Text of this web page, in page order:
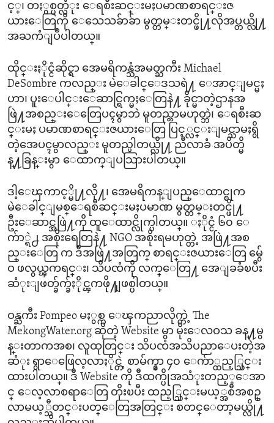
င့္၊ တႏွစ္ပတ္လံုး ေရစီးဆင္းမႈပမာဏစာရင္းဇ
ယားေတြကို ေသေသခ်ာခ်ာ မွတ္တမ္းတင္ဖို႔လိုအပ္တယ္လို႔
အႀကံျပဳပါတယ္။
ထိုင္းႏိုင္ငံဆိုင္ရာ အေမရိကန္သံအမတ္ႀကီး Michael
DeSombre ကလည္း မဲေခါင္ေဒသရဲ႔ ေအာင္ျမင္မႈ
ဟာ၊ ပူးေပါင္းေဆာင္ရြက္မႈေတြနဲ႔ ခိုင္မာတဲ့ဌာနအ
ဖြဲ႔အစည္းေတြေပၚမွာဘဲ မူတည္တာမဟုတ္ဘဲ၊ ေရစီးဆ
င္းမႈ ပမာဏစာရင္းဇယားေတြ ပြင့္လင္းျမင္သာမႈရွိ
တဲ့အေပၚမွာလည္း မူတည္ပါတယ္လို႔ ညီလာခံ အပိတ္မိ
န္႔ခြန္းမွာ ေထာက္ျပသြားပါတယ္။
ဒါ့ေၾကာင့္မို႔လို႔၊ အေမရိကန္ျပည္ေထာင္စုက
မဲေခါင္ျမစ္ေရစီဆင္းမႈပမာဏ မွတ္တမ္းတင္ဖို႔
ဦးေဆာင္အဖြဲ႔ကို ထူေထာင္လိုက္ပါတယ္။ ႏိုင္ငံ ၆၀ ေ
က်ာ္ရဲ႕ အစိုးရေတြနဲ႔ NGO အစိုးရမဟုတ္တဲ့ အဖြဲ႔အစ
ည္းေတြ က ဒီအဖြဲ႔အတြက္ စာရင္းဇယားေတြ မွ်ေ
ဝ ဖလွယ္ၾကရင္း၊ သိပၸံကို လက္ေတြ႔ အေျခခံၿပီး
ဆံုးျဖတ္ခ်က္ခ်ႏိုင္ၾကဖို႔ျဖစ္ပါတယ္။
ဝန္ႀကီး Pompeo မႏွစ္က ေၾကညာလိုက္တဲ့ The
MekongWater.org ဆိုတဲ့ Website မွာ မိုးေလဝသ ခန္႔မွ
န္းတာကအစ၊ လူထုတြင္း သိပၸံအသိပညာေပးတဲ့အ
ဆံုး ရွာေဖြေလ့လာႏိုင္တဲ့ စာမ်က္နွာ ၄၀ ေက်ာ္ထည့္သြင္း
ထားပါတယ္။ ဒီ Website ကို ဒီထက္ပိုအသံုးတည့္ေအာ
င္ ေလ့လာစရာေတြ တိုးၿပီး ထည့္သြင္းမယ့္အစီအစဥ္
လာမယ့္သီတင္းပတ္ေတြအတြင္း စတင္ေတာ့မယ္လို႔